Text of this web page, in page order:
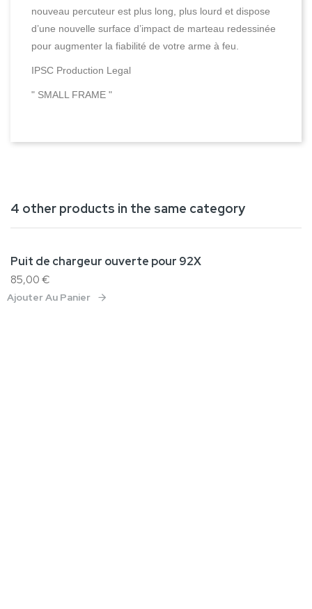
nouveau percuteur est plus long, plus lourd et dispose
d’une nouvelle surface d’impact de marteau redessinée
pour augmenter la fiabilité de votre arme à feu.
IPSC Production Legal
" SMALL FRAME "
4 other products in the same category
Rupture de stock
Ajouter Au Panier
Puit de chargeur ouverte pour 92X
85,00 €